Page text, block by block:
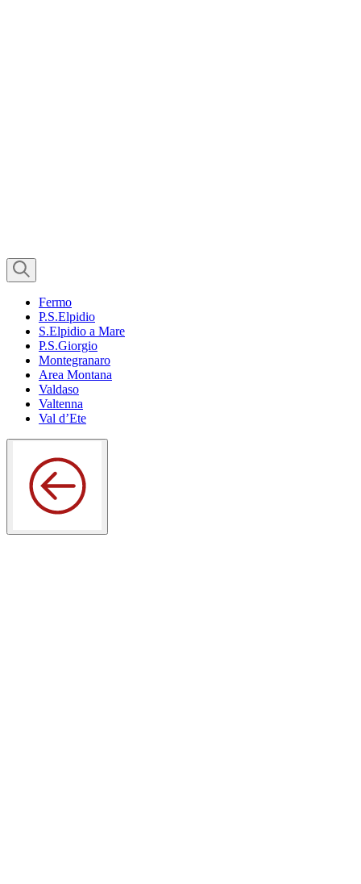
Fermo
P.S.Elpidio
S.Elpidio a Mare
P.S.Giorgio
Montegranaro
Area Montana
Valdaso
Valtenna
Val d’Ete